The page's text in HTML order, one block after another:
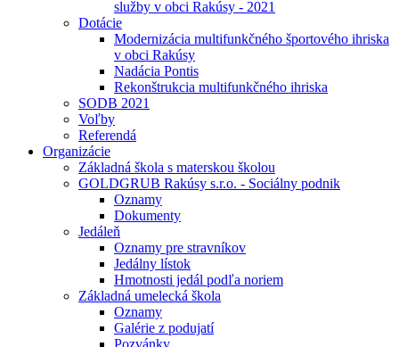
služby v obci Rakúsy - 2021
Dotácie
Modernizácia multifunkčného športového ihriska
v obci Rakúsy
Nadácia Pontis
Rekonštrukcia multifunkčného ihriska
SODB 2021
Voľby
Referendá
Organizácie
Základná škola s materskou školou
GOLDGRUB Rakúsy s.r.o. - Sociálny podnik
Oznamy
Dokumenty
Jedáleň
Oznamy pre stravníkov
Jedálny lístok
Hmotnosti jedál podľa noriem
Základná umelecká škola
Oznamy
Galérie z podujatí
Pozvánky